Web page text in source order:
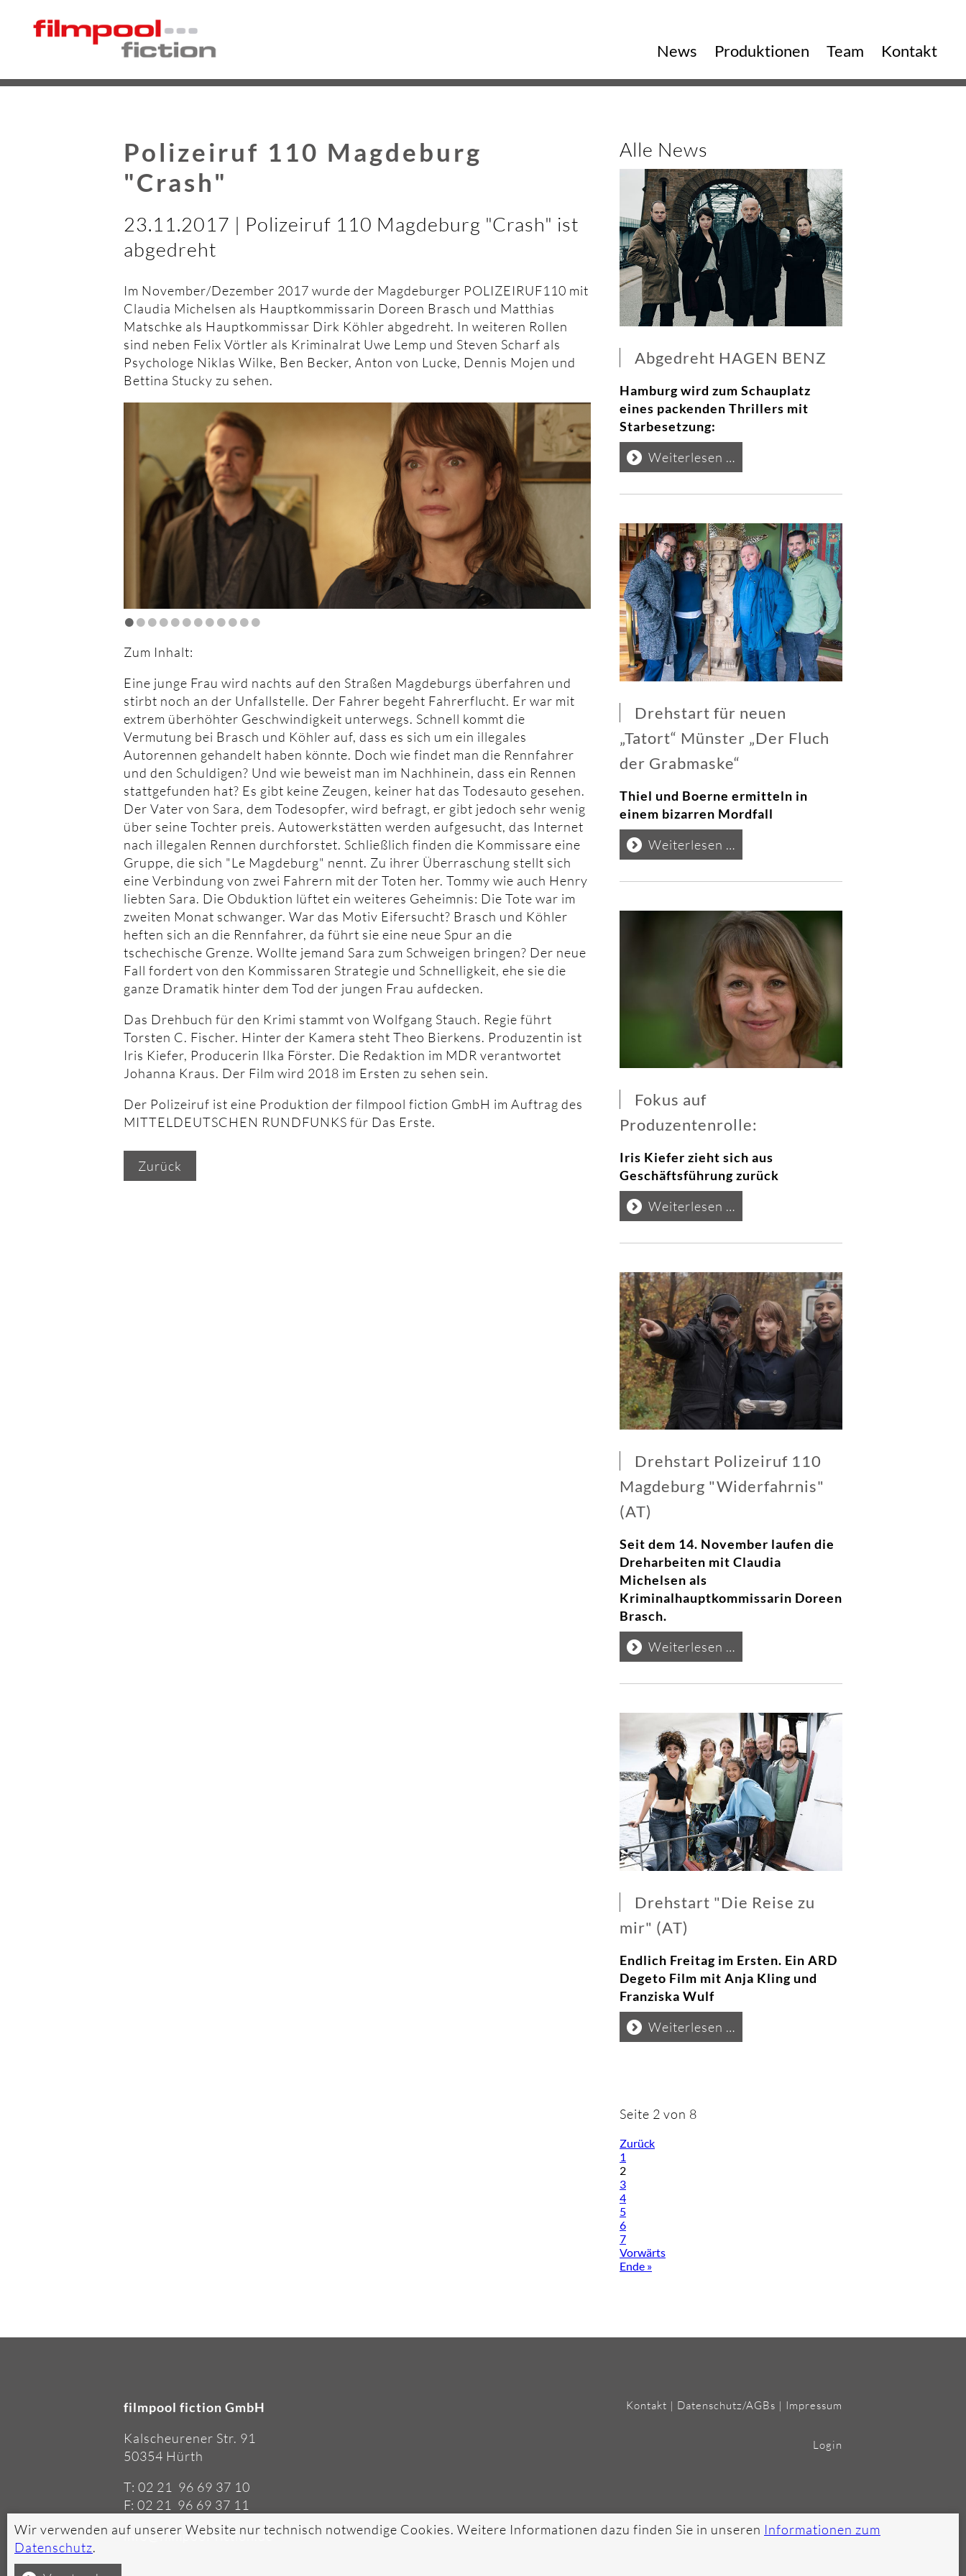
überspringen
News Produktionen Team Kontakt
Polizeiruf 110 Magdeburg
"Crash"
23.11.2017 | Polizeiruf 110 Magdeburg "Crash" ist
abgedreht
Im November/Dezember 2017 wurde der Magdeburger POLIZEIRUF110 mit
Claudia Michelsen als Hauptkommissarin Doreen Brasch und Matthias
Matschke als Hauptkommissar Dirk Köhler abgedreht. In weiteren Rollen
sind neben Felix Vörtler als Kriminalrat Uwe Lemp und Steven Scharf als
Psychologe Niklas Wilke, Ben Becker, Anton von Lucke, Dennis Mojen und
Bettina Stucky zu sehen.
••••••••••••
Zum Inhalt:
Eine junge Frau wird nachts auf den Straßen Magdeburgs überfahren und
stirbt noch an der Unfallstelle. Der Fahrer begeht Fahrerflucht. Er war mit
extrem überhöhter Geschwindigkeit unterwegs. Schnell kommt die
Vermutung bei Brasch und Köhler auf, dass es sich um ein illegales
Autorennen gehandelt haben könnte. Doch wie findet man die Rennfahrer
und den Schuldigen? Und wie beweist man im Nachhinein, dass ein Rennen
stattgefunden hat? Es gibt keine Zeugen, keiner hat das Todesauto gesehen.
Der Vater von Sara, dem Todesopfer, wird befragt, er gibt jedoch sehr wenig
über seine Tochter preis. Autowerkstätten werden aufgesucht, das Internet
nach illegalen Rennen durchforstet. Schließlich finden die Kommissare eine
Gruppe, die sich "Le Magdeburg" nennt. Zu ihrer Überraschung stellt sich
eine Verbindung von zwei Fahrern mit der Toten her. Tommy wie auch Henry
liebten Sara. Die Obduktion lüftet ein weiteres Geheimnis: Die Tote war im
zweiten Monat schwanger. War das Motiv Eifersucht? Brasch und Köhler
heften sich an die Rennfahrer, da führt sie eine neue Spur an die
tschechische Grenze. Wollte jemand Sara zum Schweigen bringen? Der neue
Fall fordert von den Kommissaren Strategie und Schnelligkeit, ehe sie die
ganze Dramatik hinter dem Tod der jungen Frau aufdecken.
Das Drehbuch für den Krimi stammt von Wolfgang Stauch. Regie führt
Torsten C. Fischer. Hinter der Kamera steht Theo Bierkens. Produzentin ist
Iris Kiefer, Producerin Ilka Förster. Die Redaktion im MDR verantwortet
Johanna Kraus. Der Film wird 2018 im Ersten zu sehen sein.
Der Polizeiruf ist eine Produktion der filmpool fiction GmbH im Auftrag des
MITTELDEUTSCHEN RUNDFUNKS für Das Erste.
Zurück
Alle News
Abgedreht HAGEN BENZ
Hamburg wird zum Schauplatz
eines packenden Thrillers mit
Starbesetzung:
Weiterlesen …
HAGEN
BENZ
Drehstart für neuen
„Tatort“ Münster „Der Fluch
der Grabmaske“
Thiel und Boerne ermitteln in
einem bizarren Mordfall
Weiterlesen …
für
neuen
Münster
„Der
Fluch
der
Grabmaske“
Fokus auf
Produzentenrolle:
Iris Kiefer zieht sich aus
Geschäftsführung zurück
Weiterlesen …
auf
Produzentenrolle:
Drehstart Polizeiruf 110
Magdeburg "Widerfahrnis"
(AT)
Seit dem 14. November laufen die
Dreharbeiten mit Claudia
Michelsen als
Kriminalhauptkommissarin Doreen
Brasch.
Weiterlesen …
Polizeiruf
110
"Widerfahrnis"
(AT)
Drehstart "Die Reise zu
mir" (AT)
Endlich Freitag im Ersten. Ein ARD
Degeto Film mit Anja Kling und
Franziska Wulf
Weiterlesen …
"Die
Seite 2 von 8
Zurück
1
2
3
4
5
6
7
Vorwärts
Ende »
filmpool fiction GmbH
Kalscheurener Str. 91
50354 Hürth
T: 02 21 96 69 37 10
F: 02 21 96 69 37 11
info@filmpool-fiction.de
Kontakt | Datenschutz/AGBs | Impressum
Login
Wir verwenden auf unserer Website nur technisch notwendige Cookies. Weitere Informationen dazu finden Sie in unseren Informationen zum
Datenschutz.